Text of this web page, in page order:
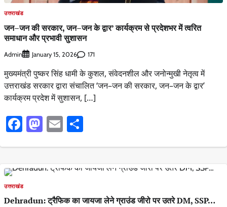
उत्तराखंड
जन–जन की सरकार, जन–जन के द्वार’ कार्यक्रम से प्रदेशभर में त्वरित
समाधान और प्रभावी सुशासन
Admin January 15, 2026 171
मुख्यमंत्री पुष्कर सिंह धामी के कुशल, संवेदनशील और जनोन्मुखी नेतृत्व में
उत्तराखंड सरकार द्वारा संचालित ‘जन–जन की सरकार, जन–जन के द्वार’
कार्यक्रम प्रदेश में सुशासन, […]
Facebook
Mastodon
Email
उत्तराखंड
Dehradun: ट्रैफिक का जायजा लेने ग्राउंड जीरो पर उतरे DM, SSP…